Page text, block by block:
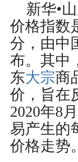
新华•
价格指数
分，由中
布。其中
东大宗商
价，旨在
2020年8
易产生的
价格走势。